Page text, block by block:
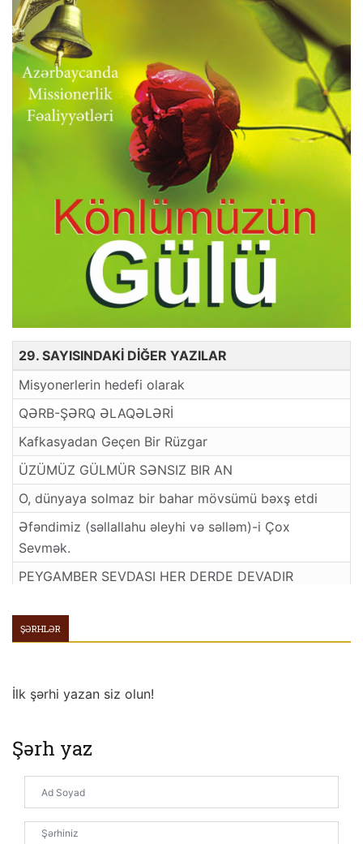
29. SAYISINDAKİ DİĞER YAZILAR
Misyonerlerin hedefi olarak
QƏRB-ŞƏRQ ƏLAQƏLƏRİ
Kafkasyadan Geçen Bir Rüzgar
ÜZÜMÜZ GÜLMÜR SƏNSIZ BIR AN
O, dünyaya solmaz bir bahar mövsümü bəxş etdi
Əfəndimiz (səllallahu əleyhi və səlləm)-i Çox
Sevmək.
PEYGAMBER SEVDASI HER DERDE DEVADIR
ARANIZDA ALLAHIN RƏSULU VAR
ŞƏRHLƏR
İlk şərhi yazan siz olun!
Şərh yaz